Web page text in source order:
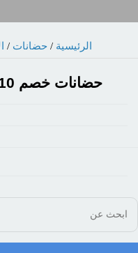
الرئيسية / حضانات /
حضانات خصم 10 بالمائة فى الإسماعيلية